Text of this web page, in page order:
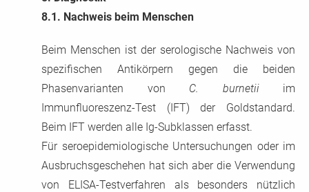
8.1. Nachweis beim Menschen
Beim Menschen ist der serologische Nachweis von
spezifischen Antikörpern gegen die beiden
Phasenvarianten von C. burnetiiim
Immunfluoreszenz-Test (IFT) der Goldstandard.
Beim IFT werden alle Ig-Subklassen erfasst.
Für seroepidemiologische Untersuchungen oder im
Ausbruchsgeschehen hat sich aber die Verwendung
von ELISA-Testverfahren als besonders nützlich